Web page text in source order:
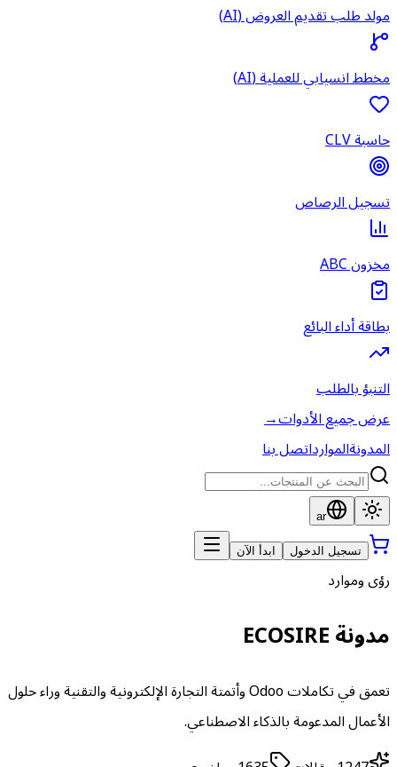
مولد طلب تقديم العروض (AI)
مخطط انسيابي للعملية (AI)
حاسبة CLV
تسجيل الرصاص
مخزون ABC
بطاقة أداء البائع
التنبؤ بالطلب
عرض جميع الأدوات→
المدونةالموارداتصل بنا
ar
تسجيل الدخول ابدأ الآن
رؤى وموارد
مدونة ECOSIRE
تعمق في تكاملات Odoo وأتمتة التجارة الإلكترونية والتقنية وراء حلول
الأعمال المدعومة بالذكاء الاصطناعي.